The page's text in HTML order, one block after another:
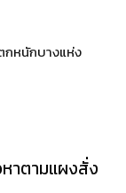
กหนักบางแห่ง
าตามแผงสั่ง